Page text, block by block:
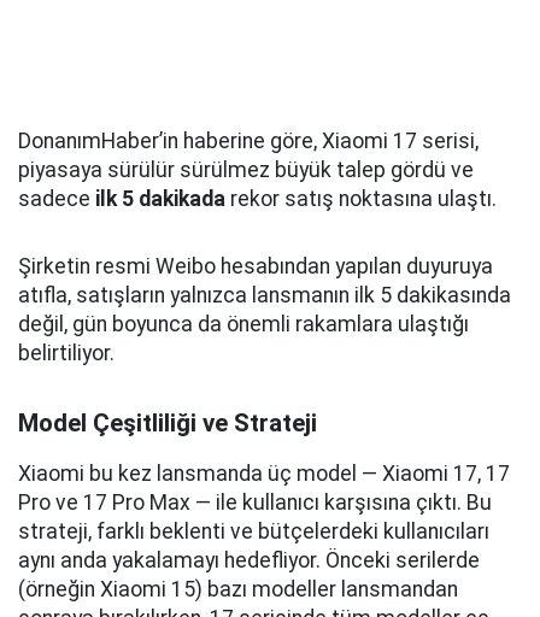
DonanımHaber’in haberine göre, Xiaomi 17 serisi,
piyasaya sürülür sürülmez büyük talep gördü ve
sadece ilk 5 dakikada rekor satış noktasına ulaştı.
Şirketin resmi Weibo hesabından yapılan duyuruya
atıfla, satışların yalnızca lansmanın ilk 5 dakikasında
değil, gün boyunca da önemli rakamlara ulaştığı
belirtiliyor.
Model Çeşitliliği ve Strateji
Xiaomi bu kez lansmanda üç model — Xiaomi 17, 17
Pro ve 17 Pro Max — ile kullanıcı karşısına çıktı. Bu
strateji, farklı beklenti ve bütçelerdeki kullanıcıları
aynı anda yakalamayı hedefliyor. Önceki serilerde
(örneğin Xiaomi 15) bazı modeller lansmandan